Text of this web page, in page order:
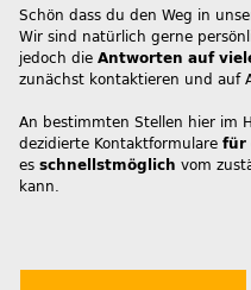
Schön dass du den Weg in
Wir sind natürlich gerne
jedoch die Antworten auf
zunächst kontaktieren und auf
An bestimmten Stellen hier im
dezidierte Kontaktformulare für
es schnellstmöglich vom
kann.